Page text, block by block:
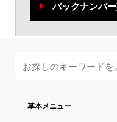
バックナンバ
基本メニュー